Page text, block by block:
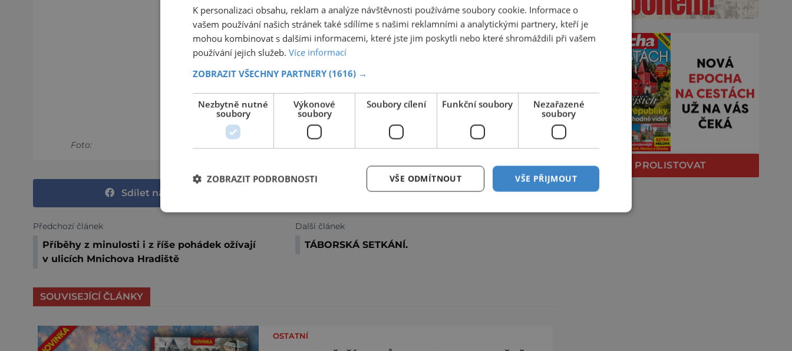
Foto:
Sdílet na Facebooku Sdílet na Twitteru
Předchozí článek
Příběhy z minulosti i z říše pohádek ožívají
v ulicích Mnichova Hradiště
Další článek
TÁBORSKÁ SETKÁNÍ.
SOUVISEJÍCÍ ČLÁNKY
OSTATNÍ
PROLISTOVAT
K personalizaci obsahu, reklam a analýze návštěvnosti používáme soubory cookie. Informace o
vašem používání našich stránek také sdílíme s našimi reklamními a analytickými partnery, kteří je
mohou kombinovat s dalšími informacemi, které jste jim poskytli nebo které shromáždili při vašem
používání jejich služeb. Více informací
ZOBRAZIT VŠECHNY PARTNERY (1616) →
Nezbytně nutné
soubory
Výkonové
soubory
Soubory cílení Funkční soubory
Nezařazené
soubory
VŠE PŘIJMOUT
VŠE ODMÍTNOUT
ZOBRAZIT PODROBNOSTI